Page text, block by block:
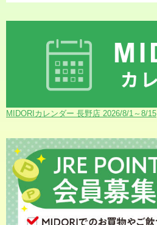
MIDORIカレンダー 長野店 2026/8/1～8/15